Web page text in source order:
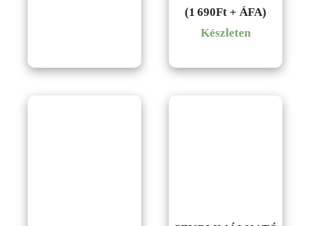
(1 690Ft + ÁFA)
Készleten